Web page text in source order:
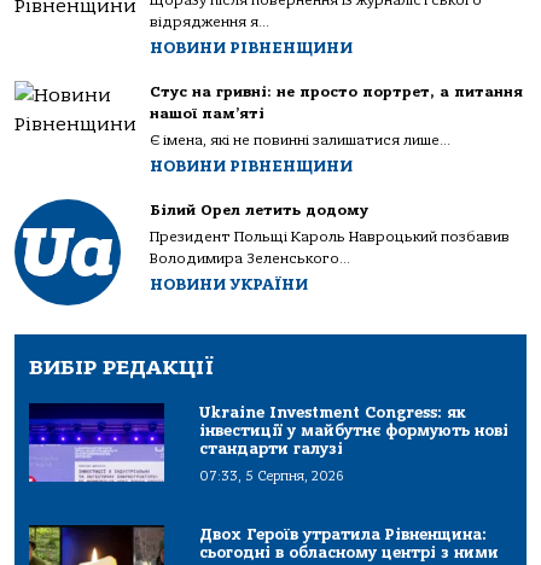
відрядження я...
НОВИНИ РІВНЕНЩИНИ
Стус на гривні: не просто портрет, а питання
нашої пам’яті
Є імена, які не повинні залишатися лише...
НОВИНИ РІВНЕНЩИНИ
Білий Орел летить додому
Президент Польщі Кароль Навроцький позбавив
Володимира Зеленського...
НОВИНИ УКРАЇНИ
ВИБІР РЕДАКЦІЇ
Ukraine Investment Congress: як
інвестиції у майбутнє формують нові
стандарти галузі
07:33, 5 Серпня, 2026
Двох Героїв утратила Рівненщина:
сьогодні в обласному центрі з ними